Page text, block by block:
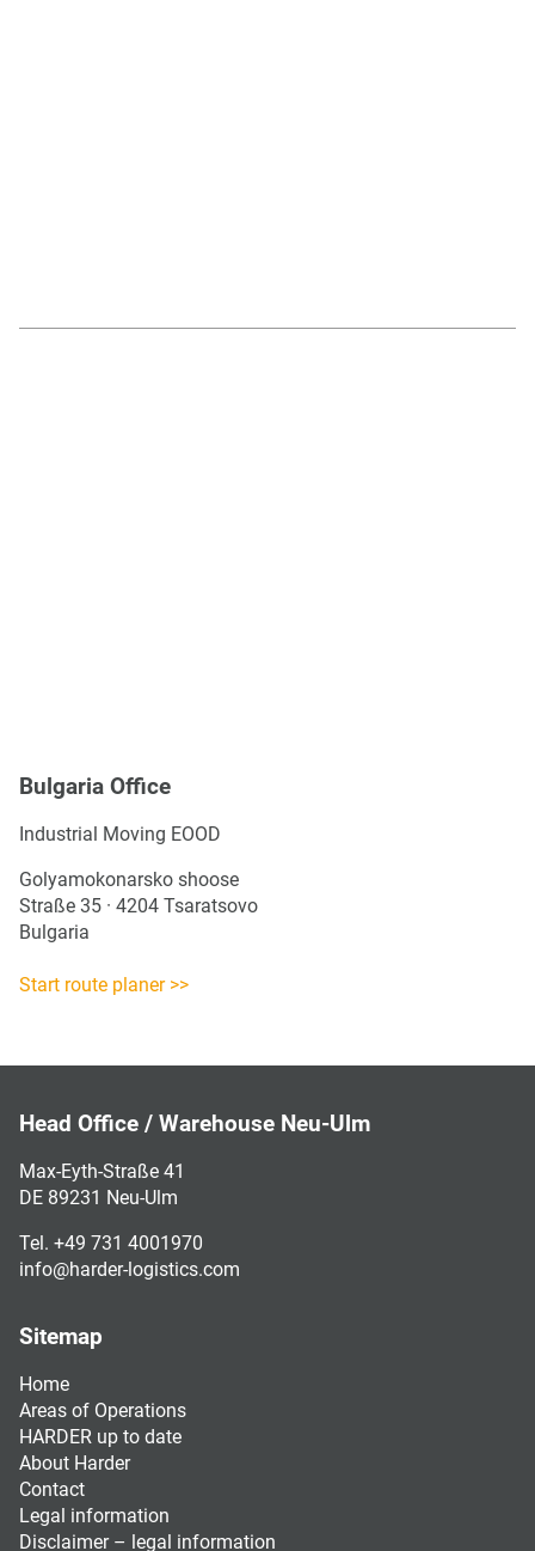
Bulgaria Office
Industrial Moving EOOD
Golyamokonarsko shoose
Straße 35 · 4204 Tsaratsovo
Bulgaria
Start route planer >>
Head Office / Warehouse Neu-Ulm
Max-Eyth-Straße 41
DE 89231 Neu-Ulm
Tel. +49 731 4001970
info@harder-logistics.com
Sitemap
Home
Areas of Operations
HARDER up to date
About Harder
Contact
Legal information
Disclaimer – legal information